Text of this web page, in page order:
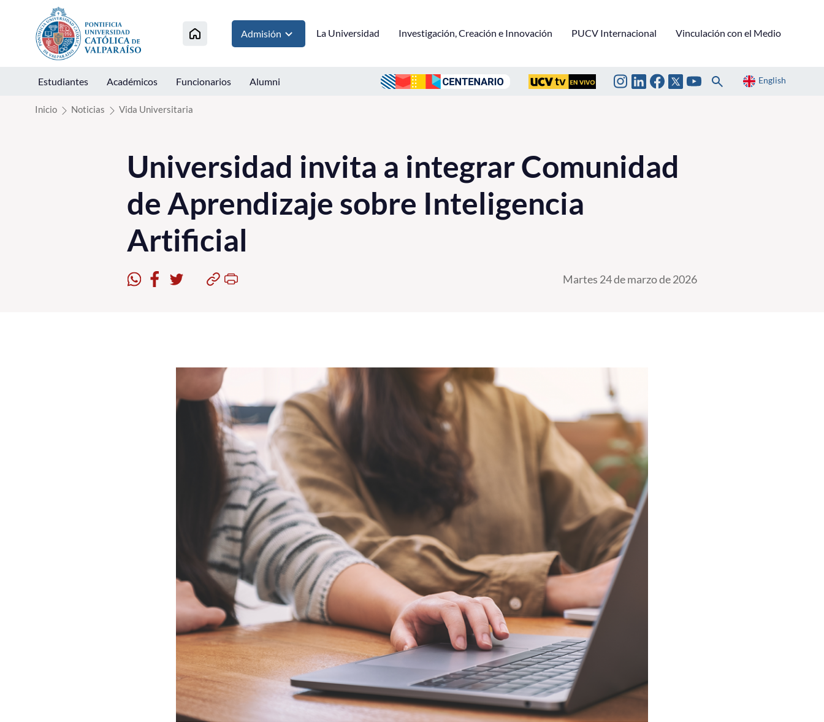
Click acá para ir directamente al contenido
Admisión La Universidad Investigación, Creación e Innovación PUCV Internacional Vinculación con el Medio
Estudiantes Académicos Funcionarios Alumni English
Inicio Noticias Vida Universitaria
Universidad invita a integrar Comunidad
de Aprendizaje sobre Inteligencia
Artificial
Martes 24 de marzo de 2026